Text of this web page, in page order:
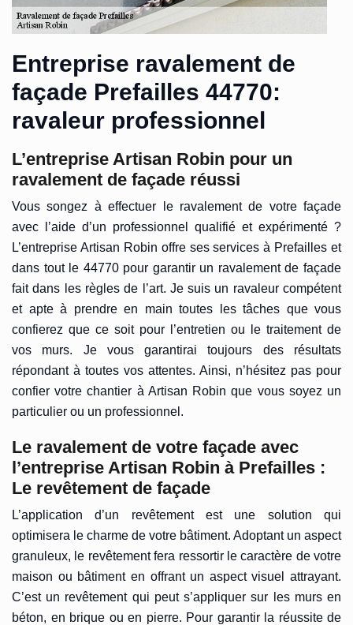
Entreprise ravalement de
façade Prefailles 44770:
ravaleur professionnel
L’entreprise Artisan Robin pour un
ravalement de façade réussi
Vous songez à effectuer le ravalement de votre façade
avec l’aide d’un professionnel qualifié et expérimenté ?
L’entreprise Artisan Robin offre ses services à Prefailles et
dans tout le 44770 pour garantir un ravalement de façade
fait dans les règles de l’art. Je suis un ravaleur compétent
et apte à prendre en main toutes les tâches que vous
confierez que ce soit pour l’entretien ou le traitement de
vos murs. Je vous garantirai toujours des résultats
répondant à toutes vos attentes. Ainsi, n’hésitez pas pour
confier votre chantier à Artisan Robin que vous soyez un
particulier ou un professionnel.
Le ravalement de votre façade avec
l’entreprise Artisan Robin à Prefailles :
Le revêtement de façade
L’application d’un revêtement est une solution qui
optimisera le charme de votre bâtiment. Adoptant un aspect
granuleux, le revêtement fera ressortir le caractère de votre
maison ou bâtiment en offrant un aspect visuel attrayant.
C’est un revêtement qui peut s’appliquer sur les murs en
béton, en brique ou en pierre. Pour garantir la réussite de